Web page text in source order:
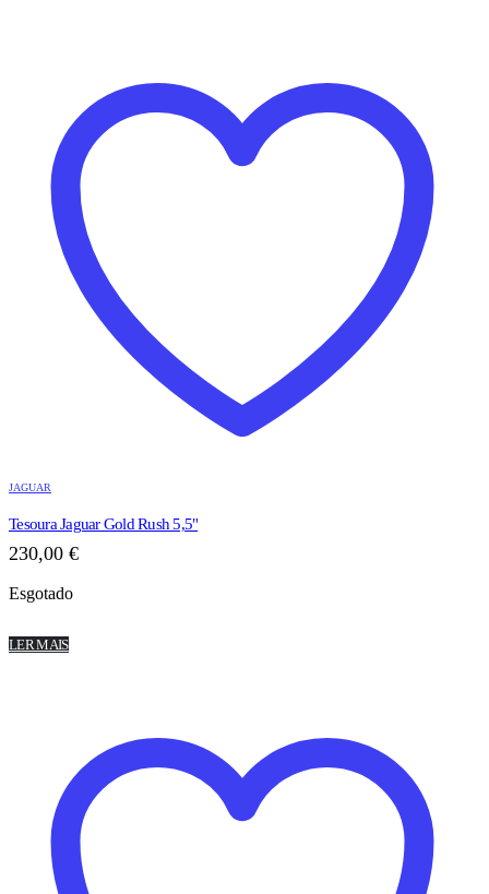
JAGUAR
Tesoura Jaguar Gold Rush 5,5"
230,00 €
Esgotado
LER MAIS